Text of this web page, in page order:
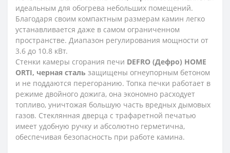
идеальным для обогрева небольших помещений.
Благодаря своим компактным размерам камин легко
устанавливается даже в самом ограниченном
пространстве. Диапазон регулирования мощности от
3.6 до 10.8 кВт.
Стенки камеры сгорания печи DEFRO (Дефро) HOME
ORTI, черная сталь защищены огнеупорным бетоном
и не поддаются перегоранию. Топка печки работает в
режиме двойного дожига, она экономно расходует
топливо, уничтожая большую часть вредных дымовых
газов. Стеклянная дверца с трафаретной печатью
имеет удобную ручку и абсолютно герметична,
обеспечивая безопасность при работе камина.